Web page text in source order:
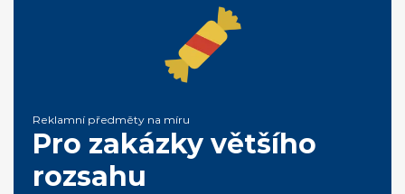
Reklamní předměty na míru
Pro zakázky většího
rozsahu